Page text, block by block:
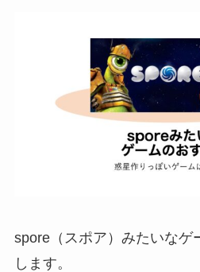
spore（スポア）みたいなゲ
します。